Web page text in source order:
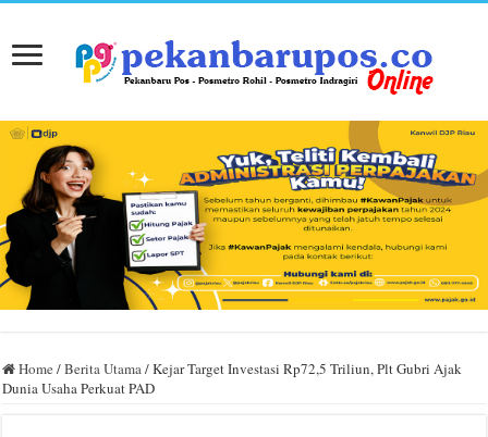
Home /Berita Utama/Kejar Target Investasi Rp72,5 Triliun, Plt Gubri Ajak
Dunia Usaha Perkuat PAD